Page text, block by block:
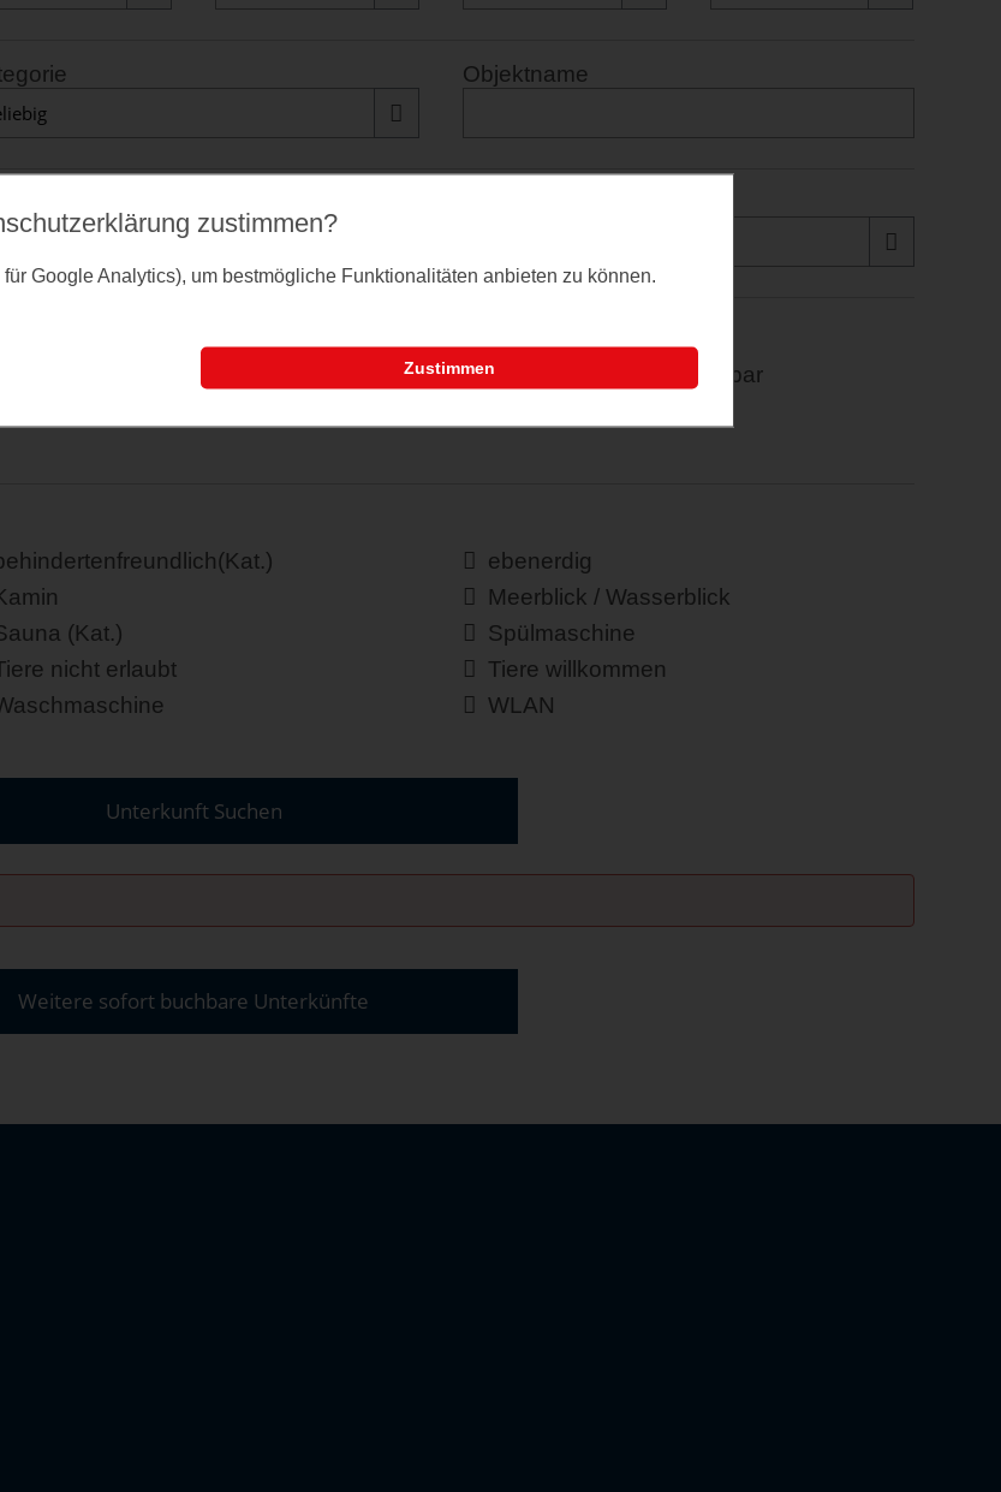
Objektname
Fahrradraum abschließbar
ebenerdig
Meerblick / Wasserblick
(Kat.)
Spülmaschine
nicht erlaubt
Tiere willkommen
WLAN
Unterkunft Suchen
Weitere sofort buchbare Unterkünfte
zustimmen?
Google Analytics), um bestmögliche Funktionalitäten anbieten zu können.
Zustimmen